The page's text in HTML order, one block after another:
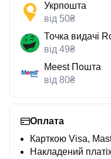
Укрпошта
від 50₴
Точка видачі
від 49₴
Meest Пошта
від 80₴
Оплата
Карткою Visa,
Накладений